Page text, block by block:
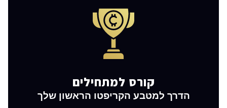
קורס למתחילים
הדרך למטבע הקריפטו הראשון שלך
הצעד הכי חשוב